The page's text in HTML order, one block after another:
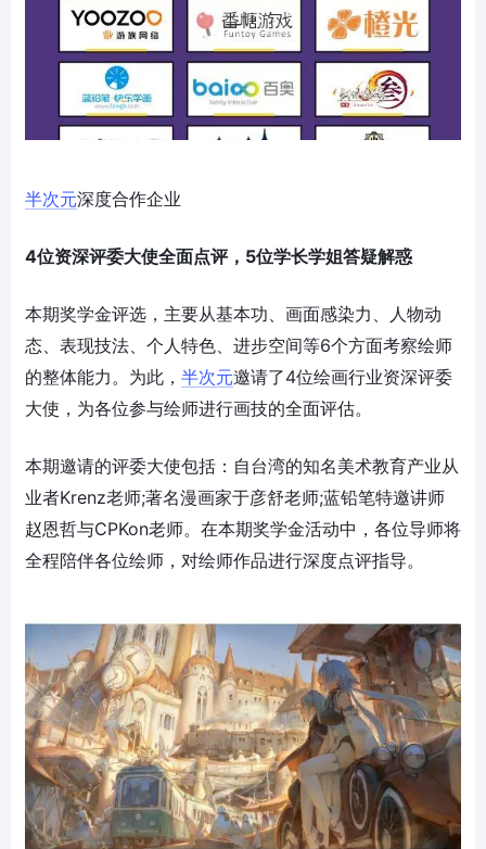
半次元深度合作企业
4位资深评委大使全面点评，5位学长学姐答疑解惑
本期奖学金评选，主要从基本功、画面感染力、人物动
态、表现技法、个人特色、进步空间等6个方面考察绘师
的整体能力。为此， 半次元邀请了4位绘画行业资深评委
大使，为各位参与绘师进行画技的全面评估。
本期邀请的评委大使包括：自台湾的知名美术教育产业从
业者Krenz老师;著名漫画家于彦舒老师;蓝铅笔特邀讲师
赵恩哲与CPKon老师。在本期奖学金活动中，各位导师将
全程陪伴各位绘师，对绘师作品进行深度点评指导。